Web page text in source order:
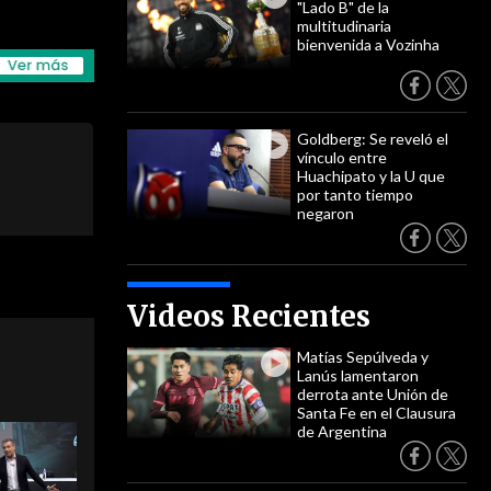
"Lado B" de la
multitudinaria
bienvenida a Vozinha
Goldberg: Se reveló el
vínculo entre
Huachipato y la U que
por tanto tiempo
negaron
Videos Recientes
Matías Sepúlveda y
Lanús lamentaron
derrota ante Unión de
Santa Fe en el Clausura
de Argentina